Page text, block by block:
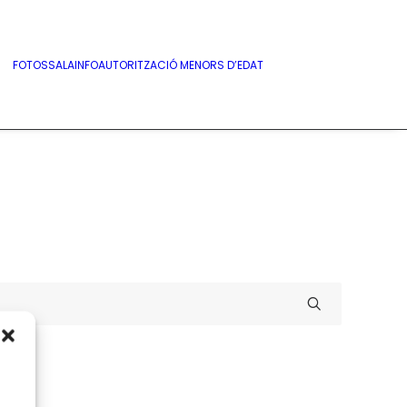
FOTOSSALAINFOAUTORITZACIÓ MENORS D’EDAT